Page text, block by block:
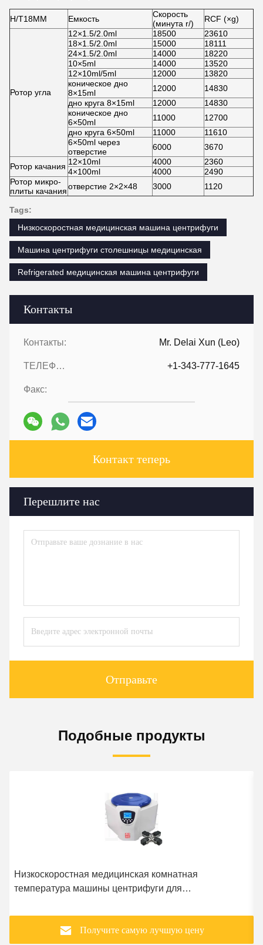
Контакты
Контакты: Mr. Delai Xun (Leo)
ТЕЛЕФОН:: +1-343-777-1645
Факс:
Контакт теперь
Перешлите нас
Отправьте
H/T18MM Емкость
Скорость
(минута r/)
RCF (×g)
Ротор угла
12×1.5/2.0ml 18500
23610
18×1.5/2.0ml
15000
18111
24×1.5/2.0ml
14000
18220
10×5ml
14000
13520
12×10ml/5ml
12000
13820
коническое дно
8×15ml
12000
14830
дно круга 8×15ml
12000
14830
коническое дно
6×50ml
11000
12700
дно круга 6×50ml
11000
11610
6×50ml через
отверстие
6000 3670
Ротор качания 12×10ml 4000
2360
4×100ml
4000
2490
Ротор микро-
плиты качанияотверстие 2×2×48 3000 1120
Tags:
Низкоскоростная медицинская машина центрифуги
Машина центрифуги столешницы медицинская
Refrigerated медицинская машина центрифуги
Подобные продукты
Низкоскоростная медицинская комнатная
температура машины центрифуги для
Получите самую лучшую цену